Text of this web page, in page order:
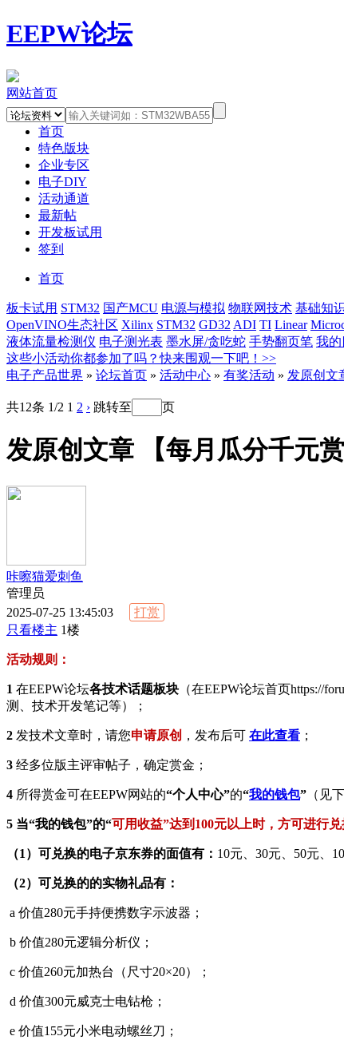
EEPW论坛
网站首页
首页
特色版块
企业专区
电子DIY
活动通道
最新帖
开发板试用
签到
首页
板卡试用 STM32 国产MCU 电源与模拟 物联网技术 基础知
OpenVINO生态社区 Xilinx STM32 GD32 ADI TI Linear
液体流量检测仪 电子测光表 墨水屏/贪吃蛇 手势翻页笔 我
这些小活动你都参加了吗？快来围观一下吧！>>
电子产品世界 » 论坛首页 » 活动中心 » 有奖活动 » 发原创文
共12条 1/2 1 2 › 跳转至 页
发原创文章 【每月瓜分千元
咔嚓猫爱刺鱼
管理员
2025-07-25 13:45:03
打赏
只看楼主 1楼
活动规则：
1 在EEPW论坛各技术话题板块 （在EEPW论坛首页https://
测、技术开发笔记等）；
2 发技术文章时，请您申请原创 ，发布后可 在此查看 ；
3 经多位版主评审帖子，确定赏金；
4 所得赏金可在EEPW网站的“个人中心”的“我的钱包” （见
5 当“我的钱包”的“可用收益”达到100元以上时，方可进行兑
（1）可兑换的电子京东券的面值有： 10元、30元、50元、
（2）可兑换的的实物礼品有：
a 价值280元手持便携数字示波器；
b 价值280元逻辑分析仪；
c 价值260元加热台（尺寸20×20）；
d 价值300元威克士电钻枪；
e 价值155元小米电动螺丝刀；